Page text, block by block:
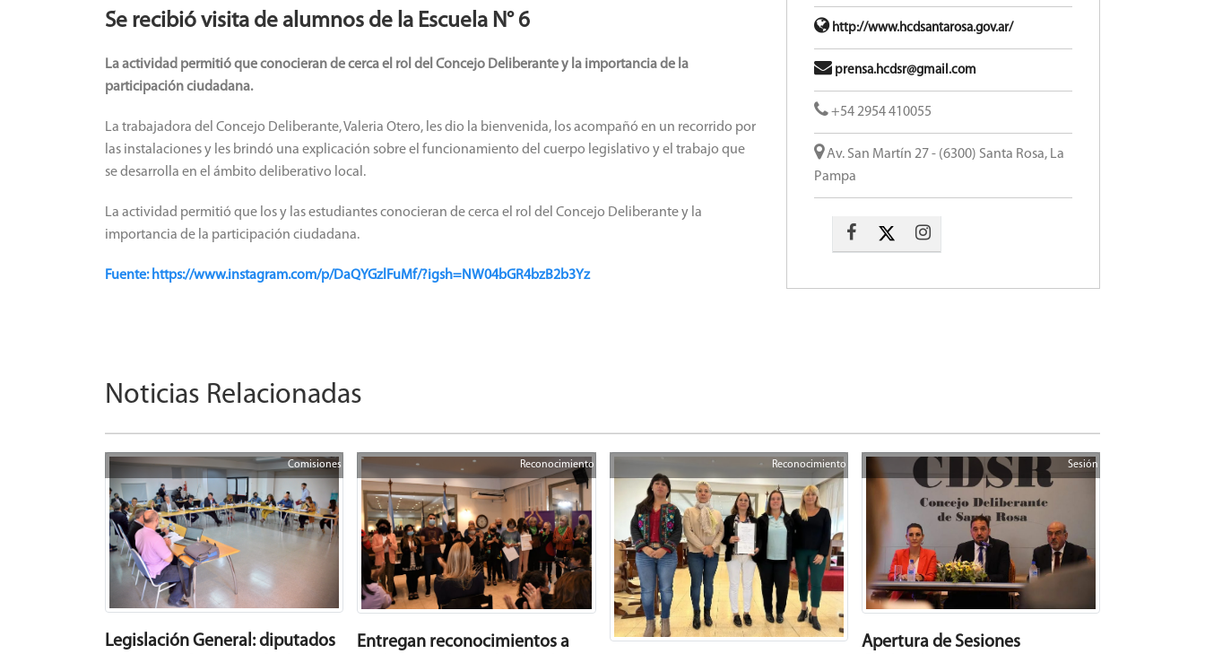
Se recibió visita de alumnos de la Escuela N° 6
La actividad permitió que conocieran de cerca el rol del Concejo Deliberante y la importancia de la
participación ciudadana.
La trabajadora del Concejo Deliberante, Valeria Otero, les dio la bienvenida, los acompañó en un recorrido por
las instalaciones y les brindó una explicación sobre el funcionamiento del cuerpo legislativo y el trabajo que
se desarrolla en el ámbito deliberativo local.
La actividad permitió que los y las estudiantes conocieran de cerca el rol del Concejo Deliberante y la
importancia de la participación ciudadana.
Fuente: https://www.instagram.com/p/DaQYGzlFuMf/?igsh=NW04bGR4bzB2b3Yz
http://www.hcdsantarosa.gov.ar/
prensa.hcdsr@gmail.com
+54 2954 410055
Av. San Martín 27 - (6300) Santa Rosa, La
Pampa
Noticias Relacionadas
Comisiones
Legislación General: diputados
Reconocimiento
Entregan reconocimientos a
Reconocimiento Sesión
Apertura de Sesiones